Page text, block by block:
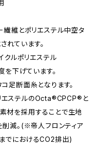
維とポリエステル中空タ
れています。
クルポリエステル
下げています。
足断面糸となります。
エステルのOcta®CPCP®と
材を採用することで生地
減。(※帝人フロンティア
でにおけるCO2排出)